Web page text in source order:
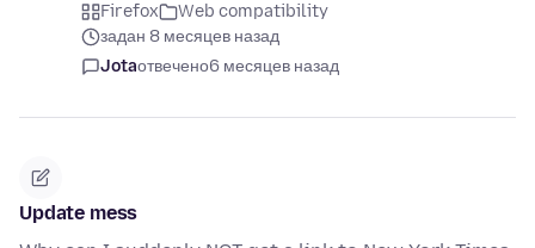
Firefox
Web compatibility
задан 8 месяцев назад
Jotaотвечено6 месяцев назад
Update mess